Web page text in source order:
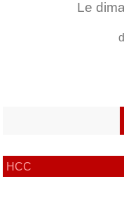
Le
HCC